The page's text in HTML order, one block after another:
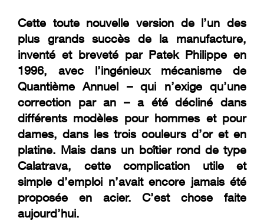
Cette toute nouvelle version de l’un des
plus grands succès de la manufacture,
inventé et breveté par Patek Philippe en
1996, avec l’ingénieux mécanisme de
Quantième Annuel – qui n’exige qu’une
correction par an – a été décliné dans
différents modèles pour hommes et pour
dames, dans les trois couleurs d’or et en
platine. Mais dans un boîtier rond de type
Calatrava, cette complication utile et
simple d’emploi n’avait encore jamais été
proposée en acier. C’est chose faite
aujourd’hui.